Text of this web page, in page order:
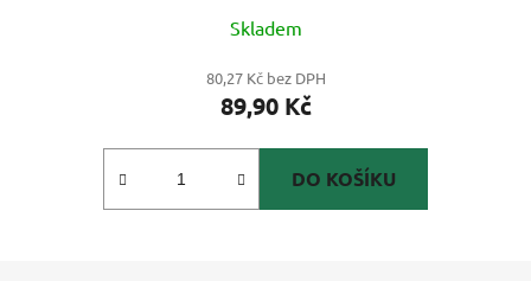
Skladem
80,27 Kč bez DPH
89,90 Kč
DO KOŠÍKU